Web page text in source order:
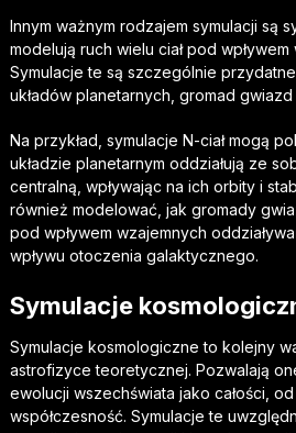
Innym ważnym rodzajem symulacji są
modelują ruch wielu ciał pod
Symulacje te są szczególnie
układów planetarnych, gromad
Na przykład, symulacje N-ciał mogą
układzie planetarnym oddziałują ze
centralną, wpływając na ich orbity i
również modelować, jak gromady
pod wpływem wzajemnych
wpływu otoczenia galaktycznego.
Symulacje
Symulacje kosmologiczne to kolejny
astrofizyce teoretycznej. Pozwalają
ewolucji wszechświata jako całości,
współczesność. Symulacje te